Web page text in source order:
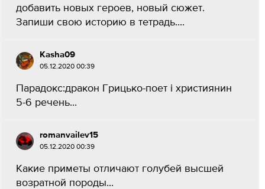
добавить новых героев, новый сюжет.
Запиши свою историю в тетрадь....
Kasha09
05.12.2020 00:39
Парадокс:дракон Грицько-поет і християнин
5-6 речень...
romanvailev15
05.12.2020 00:39
Какие приметы отличают голубей высшей
возратной породы​...